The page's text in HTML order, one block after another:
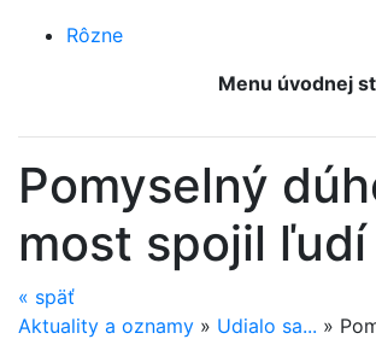
Rôzne
Menu úvodnej
Pomyselný
most spojil ľudí
« späť
Aktuality a oznamy » Udialo sa... »